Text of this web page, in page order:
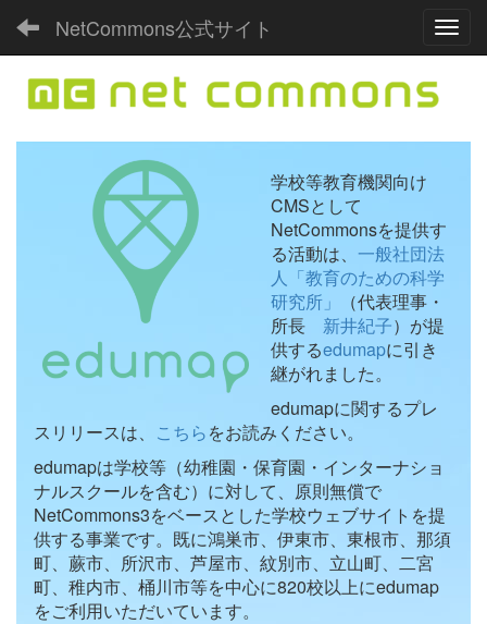
NetCommons公式サイト
学校等教育機関向け
CMSとして
NetCommonsを提供す
る活動は、 一般社団法
人「教育のための科学
研究所」
（代表理事・
所長 新井紀子）が提
供するedumapに引き
継がれました。
edumapに関するプレ
スリリースは、 こちらをお読みください。
edumapは学校等（幼稚園・保育園・インターナショ
ナルスクールを含む）に対して、原則無償で
NetCommons3をベースとした学校ウェブサイトを提
供する事業です。既に鴻巣市、伊東市、東根市、那須
町、蕨市、所沢市、芦屋市、紋別市、立山町、二宮
町、稚内市、桶川市等を中心に820校以上にedumap
をご利用いただいています。